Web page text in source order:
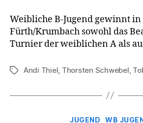
Weibliche B-Jugend gewinnt in
Fürth/Krumbach sowohl das
Turnier der weiblichen A als
Schlagwörter
Andi Thiel Thorsten Schwebel
JUGEND WB